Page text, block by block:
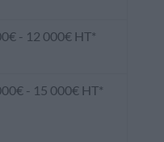
- 12 000€ HT*
- 15 000€ HT*